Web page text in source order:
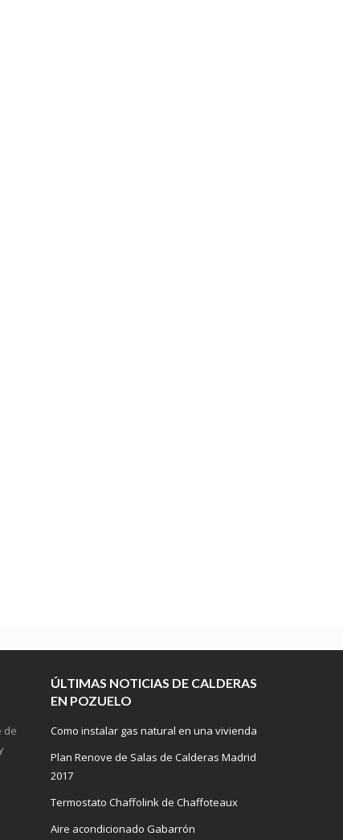
ÚLTIMAS NOTICIAS DE CALDERAS
EN POZUELO
Como instalar gas natural en una vivienda
Plan Renove de Salas de Calderas Madrid
2017
Termostato Chaffolink de Chaffoteaux
Aire acondicionado Gabarrón